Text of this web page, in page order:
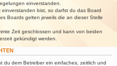
einverstanden.
bist, so darfst du das Board
Boards gelten jeweils die an dieser Stelle
Zeit geschlossen und kann von beiden
gekündigt werden.
du dem Betreiber ein einfaches, zeitlich und